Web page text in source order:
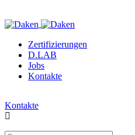
Zertifizierungen
D.LAB
Jobs
Kontakte
Kontakte